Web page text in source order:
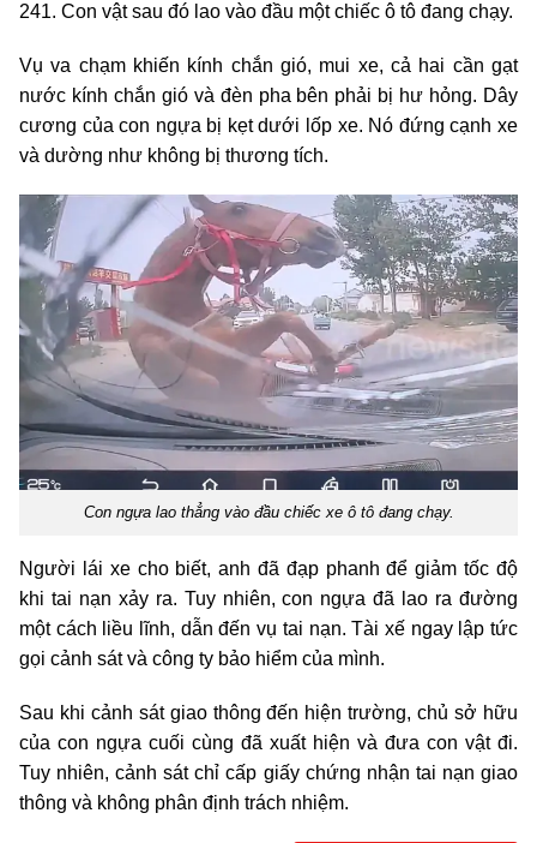
241. Con vật sau đó lao vào đầu một chiếc ô tô đang chạy.
Vụ va chạm khiến kính chắn gió, mui xe, cả hai cần gạt
nước kính chắn gió và đèn pha bên phải bị hư hỏng. Dây
cương của con ngựa bị kẹt dưới lốp xe. Nó đứng cạnh xe
và dường như không bị thương tích.
Con ngựa lao thẳng vào đầu chiếc xe ô tô đang chạy.
Người lái xe cho biết, anh đã đạp phanh để giảm tốc độ
khi tai nạn xảy ra. Tuy nhiên, con ngựa đã lao ra đường
một cách liều lĩnh, dẫn đến vụ tai nạn. Tài xế ngay lập tức
gọi cảnh sát và công ty bảo hiểm của mình.
Sau khi cảnh sát giao thông đến hiện trường, chủ sở hữu
của con ngựa cuối cùng đã xuất hiện và đưa con vật đi.
Tuy nhiên, cảnh sát chỉ cấp giấy chứng nhận tai nạn giao
thông và không phân định trách nhiệm.